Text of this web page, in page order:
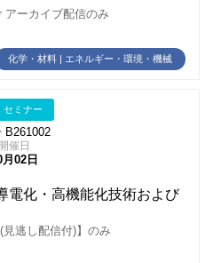
アーカイブ配信のみ
化学・材料 | エネルギー・環境・機械
セミナー
B261002
開催日
月02日
電化・高機能化技術および
逃し配信付)】のみ